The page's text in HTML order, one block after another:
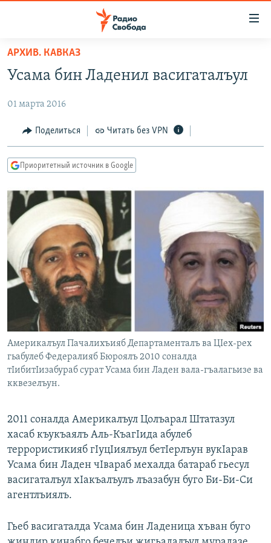
упрощенного
доступа
содержанию
Вернутся
навигации
Вернутся
поиску
ПРОГРАММЫ
АВТОРСКИЕ ПРОЕКТЫ
ЦИТАТЫ СВОБОДЫ
КУЛЬТУРА
IDEL.РЕАЛИИ
КАВКАЗ.РЕАЛИИ
СЕВЕР.РЕАЛИИ
СИБИРЬ.РЕАЛИИ
РАСПИСАНИЕ ВЕЩАНИЯ
ПОДПИШИТЕСЬ НА РАССЫЛКУ
Все сайты РСЕ/РС
АРХИВ. КАВКАЗ
Усама бин Ладенил васигаталъул
01 марта 2016
Поделиться Читать без VPN
Приоритетный источник в Google
Америкалъул Пачалихъияб Департаменталъ ва ЦIех-рех
гьабулеб Федералияб Бюроялъ 2010 соналда
тIибитIизабураб сурат Усама бин Ладен вала-гъалагьизе ва
кквезелъун.
2011 соналда Америкалъул Цолъарал Штатазул
хасаб къукъаялъ Аль-КъагIида абулеб
террористикияб гIуцIиялъул бетIерлъун вукIарав
Усама бин Ладен чIвараб мехалда батараб гьесул
васигаталъул хIакъалъулъ лъазабун буго Би-Би-Си
агентлъиялъ.
Гьеб васигаталда Усама бин Ладеница хъван буго